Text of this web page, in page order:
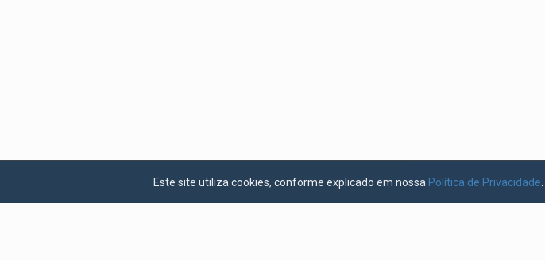
Este site utiliza cookies, conforme explicado em nossa Política de Privacidade